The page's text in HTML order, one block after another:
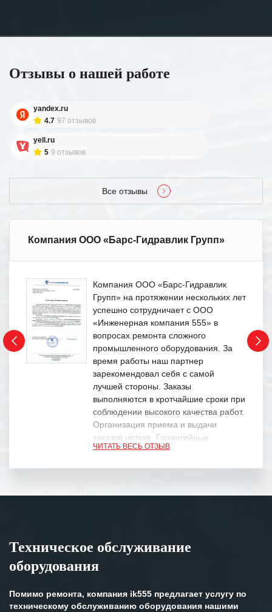
Отзывы о нашей работе
yandex.ru
4.7 97 отзывов
yell.ru
5 9 отзывов
Все отзывы
Компания ООО «Барс-Гидравлик Групп»
Компания ООО «Барс-Гидравлик
Групп» на протяжении нескольких лет
успешно сотрудничает с ООО
«Инженерная компания 555» в
вопросах ремонта сложного
промышленного оборудования. За
время работы наш партнер
зарекомендовал себя с самой
лучшей стороны. Заказы
выполняются в кротчайшие сроки при
соблюдении высокого качества работ.
Организация приема и выдачи
заказов четкая. Гарантийные
обязательства выполняются в
Особенно хочется отметить высокую
клиентоориентированность
готовность помочь в самых сложных
ЧИТАТЬ ВЕСЬ ОТЗЫВ
Техническое обслуживание
оборудования
Помимо ремонта, компания ik555 предлагает услугу по
техническому обслуживанию оборудования нашими